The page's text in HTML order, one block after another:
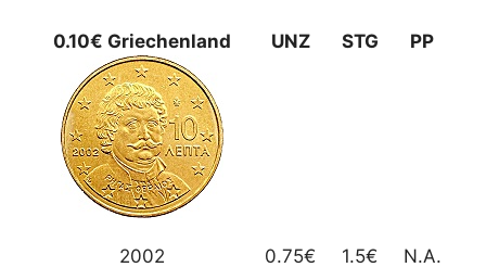
0.10€ Griechenland UNZ STG PP
2002 0.75€ 1.5€ N.A.